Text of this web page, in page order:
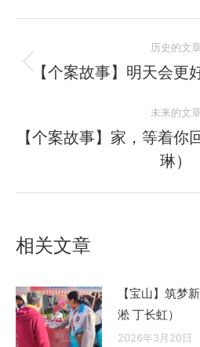
章
航
历史的文章
历
的
文
章：
【个案故事】明天会更
未来的文章
未
来
的
【个案故事】家，等着你
琳）
相关文章
【宝山】筑梦
淞 丁长虹）
2026年3月20日